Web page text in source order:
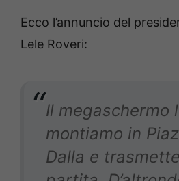
Ecco l’annuncio del
Lele Roveri:
Il megaschermo
montiamo in
Dalla e